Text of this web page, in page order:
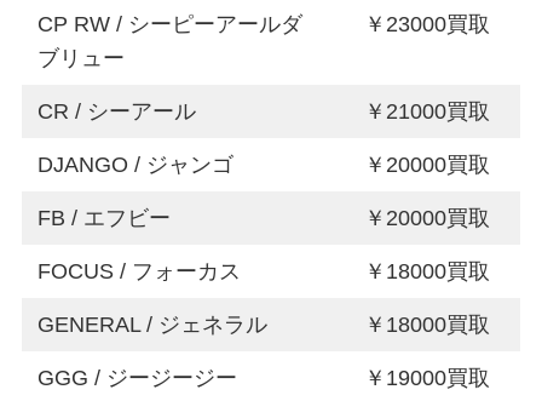
CP RW / シーピーアールダ
ブリュー
￥23000買取
CR / シーアール ￥21000買取
DJANGO / ジャンゴ ￥20000買取
FB / エフビー ￥20000買取
FOCUS / フォーカス ￥18000買取
GENERAL / ジェネラル ￥18000買取
GGG / ジージージー ￥19000買取